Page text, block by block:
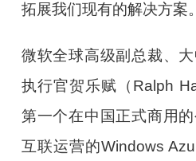
拓展我们现有的解决方案
微软全球高级副总裁、
执行官贺乐赋（Ralph
第一个在中国正式商用
互联运营的Windows